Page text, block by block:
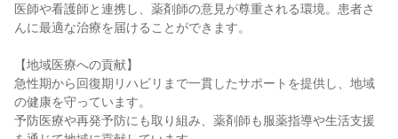
医師や看護師と連携し、薬剤師の意見が尊重される環境。患者さ
んに最適な治療を届けることができます。
【地域医療への貢献】
急性期から回復期リハビリまで一貫したサポートを提供し、地域
の健康を守っています。
予防医療や再発予防にも取り組み、薬剤師も服薬指導や生活支援